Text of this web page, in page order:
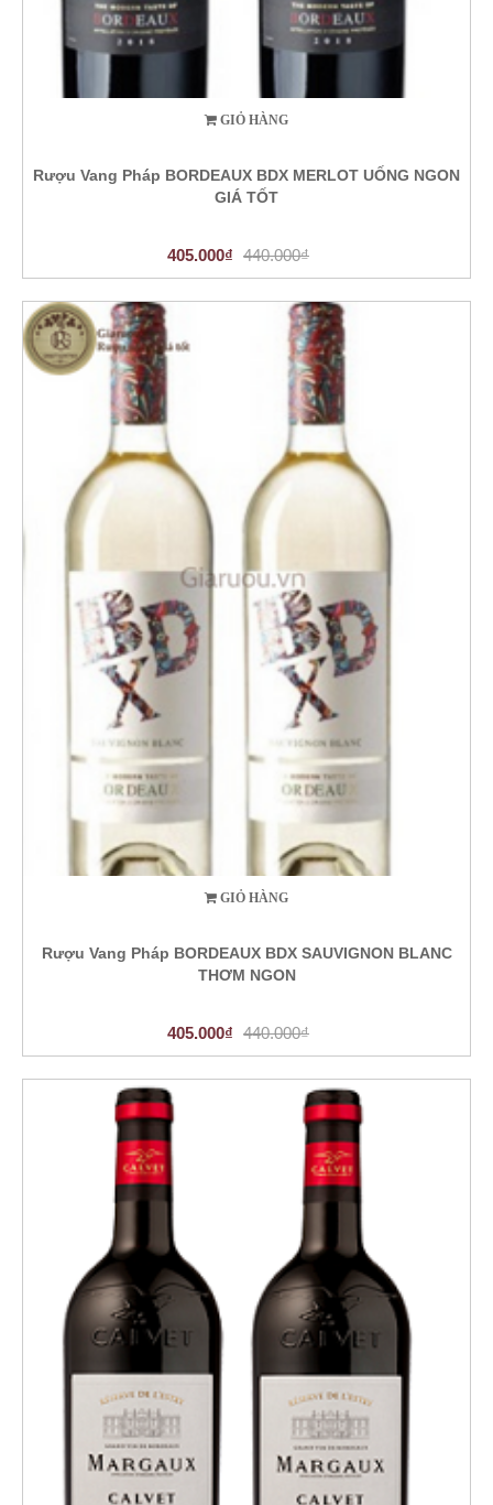
GIỎ HÀNG
Rượu Vang Pháp BORDEAUX BDX MERLOT UỐNG NGON
GIÁ TỐT
405.000₫ 440.000₫
GIỎ HÀNG
Rượu Vang Pháp BORDEAUX BDX SAUVIGNON BLANC
THƠM NGON
405.000₫ 440.000₫